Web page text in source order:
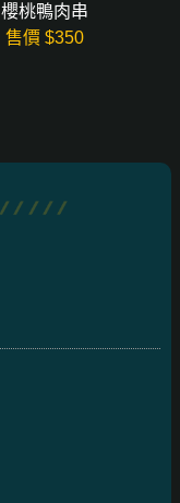
櫻桃鴨肉串
售價 $350